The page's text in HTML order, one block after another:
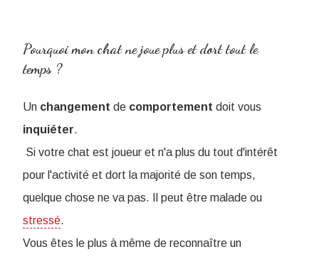
Pourquoi mon chat ne joue plus et dort tout le
temps ?
Un changement de comportement doit vous
inquiéter.
Si votre chat est joueur et n'a plus du tout d'intérêt
pour l'activité et dort la majorité de son temps,
quelque chose ne va pas. Il peut être malade ou
stressé.
Vous êtes le plus à même de reconnaître un